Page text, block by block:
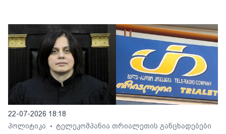
22-07-2026 18:18
პოლიტიკა
• ტელეკომპანია თრიალეთის განცხადებები